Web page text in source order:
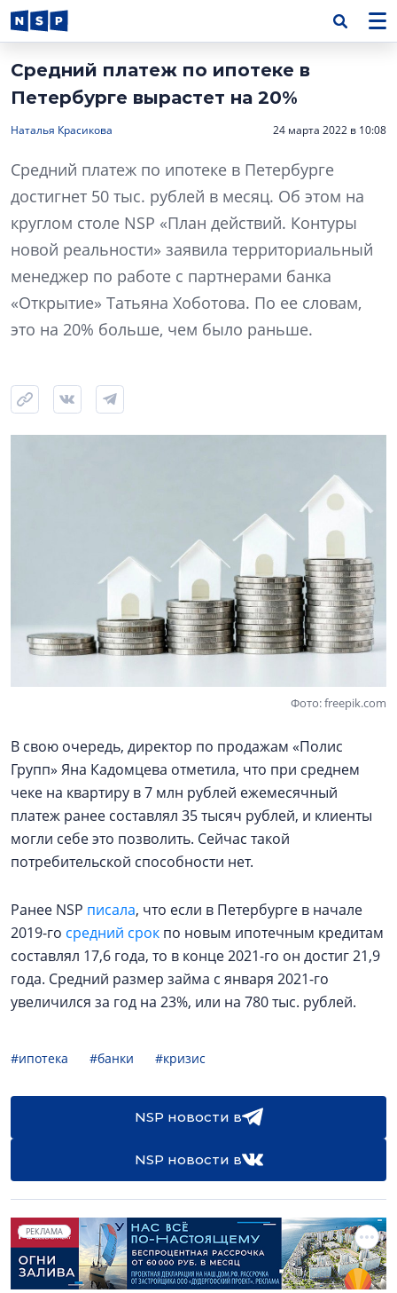
Средний платеж по ипотеке в
Петербурге вырастет на 20%
Наталья Красикова 24 марта 2022 в 10:08
Средний платеж по ипотеке в Петербурге
достигнет 50 тыс. рублей в месяц. Об этом на
круглом столе NSP «План действий. Контуры
новой реальности» заявила территориальный
менеджер по работе с партнерами банка
«Открытие» Татьяна Хоботова. По ее словам,
это на 20% больше, чем было раньше.
Фото: freepik.com
В свою очередь, директор по продажам «Полис
Групп» Яна Кадомцева отметила, что при среднем
чеке на квартиру в 7 млн рублей ежемесячный
платеж ранее составлял 35 тысяч рублей, и клиенты
могли себе это позволить. Сейчас такой
потребительской способности нет.
Ранее NSP писала, что если в Петербурге в начале
2019-го средний срок по новым ипотечным кредитам
составлял 17,6 года, то в конце 2021-го он достиг 21,9
года. Средний размер займа с января 2021-го
увеличился за год на 23%, или на 780 тыс. рублей.
#ипотека #банки #кризис
NSP новости в
NSP новости в
РЕКЛАМА